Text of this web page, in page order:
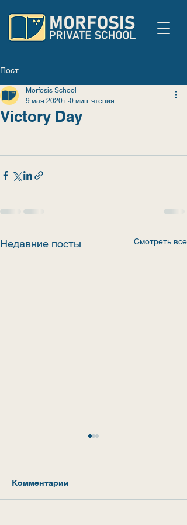
Пост
Victory Day
Morfosis School
9 мая 2020 г. 0 мин. чтения
Недавние посты Смотреть все
Комментарии